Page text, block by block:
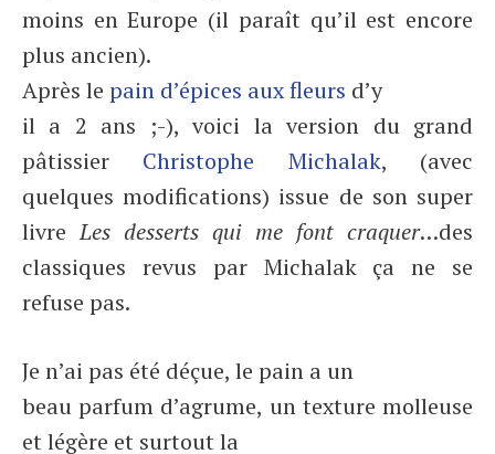
moins en Europe (il paraît qu’il est encore
plus ancien).
Après le pain d’épices aux fleurs d’y
il a 2 ans ;-), voici la version du grand
pâtissier Christophe Michalak, (avec
quelques modifications) issue de son super
livreLes desserts qui me font craquer…des
classiques revus par Michalak ça ne se
refuse pas.
Je n’ai pas été déçue, le pain a un
beau parfum d’agrume, un texture molleuse
et légère et surtout la